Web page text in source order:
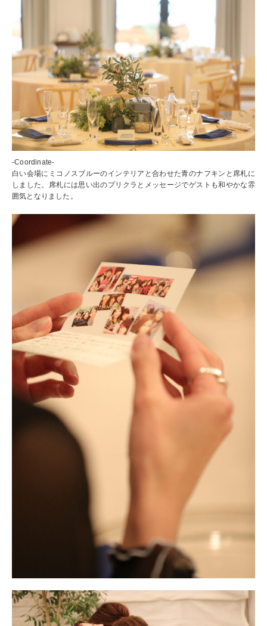
-Coordinate-
白い会場にミコノスブルーのインテリアと合わせた青のナフキンと席札に
しました。席札には思い出のプリクラとメッセージでゲストも和やかな雰
囲気となりました。